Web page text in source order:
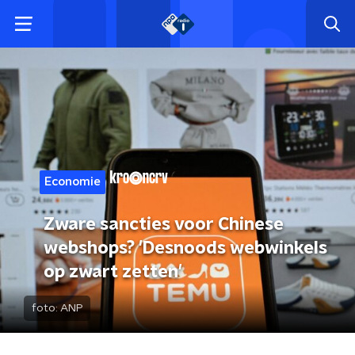
Economie
Zware sancties voor Chinese
webshops? 'Desnoods webwinkels
op zwart zetten'
foto:ANP